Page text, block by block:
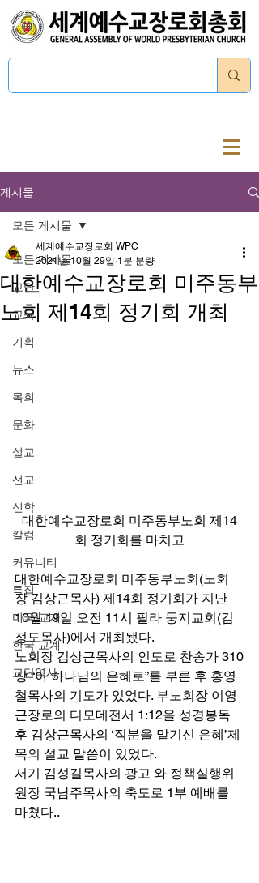
게시물
모든 게시물
교단
교육
기획
뉴스
목회
문화
설교
선교
신학
칼럼
커뮤니티
특집
미국 교계
한국 교계
교단역사
모든 게시물
대한예수교장로회 미주동부
노회 제14회 정기회 개최
세계예수교장로회 WPC
2021년 10월 29일 1분 분량
대한예수교장로회 미주동부노회 제14
회 정기회를 마치고
대한예수교장로회 미주동부노회(노회
장 김상근목사) 제14회 정기회가 지난
10월 19일 오전 11시 필라 둥지교회(김
정도목사)에서 개최됐다.
노회장 김상근목사의 인도로 찬송가 310
장 “아 하나님의 은혜로”를 부른 후 홍영
철목사의 기도가 있었다. 부노회장 이영
근장로의 디모데전서 1:12을 성경봉독
후 김상근목사의 ‘직분을 맡기신 은혜’제
목의 설교 말씀이 있었다.
서기 김성길목사의 광고 와 정책실행위
원장 국남주목사의 축도로 1부 예배를
마쳤다..